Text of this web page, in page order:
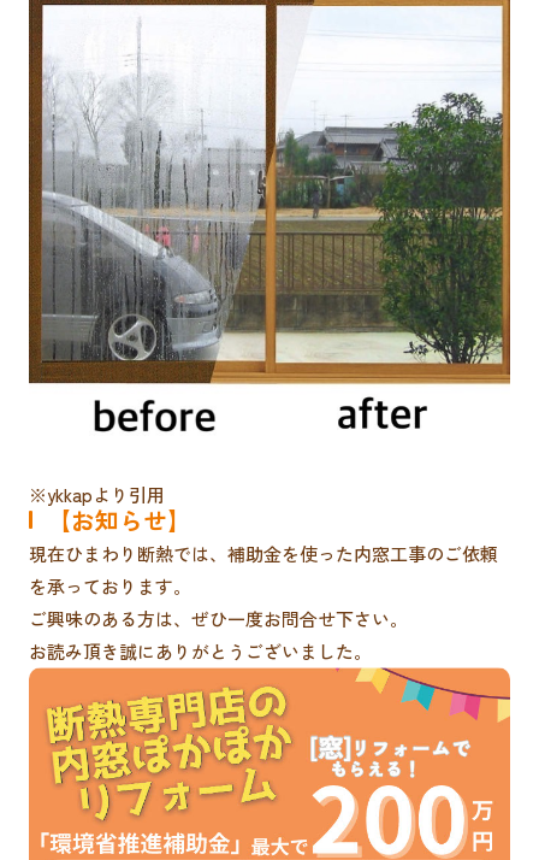
※ykkapより引用
【お知らせ】
現在ひまわり断熱では、補助金を使った内窓工事のご依頼
を承っております。
ご興味のある方は、ぜひ一度お問合せ下さい。
お読み頂き誠にありがとうございました。